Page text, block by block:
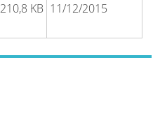
210,8 KB 11/12/2015